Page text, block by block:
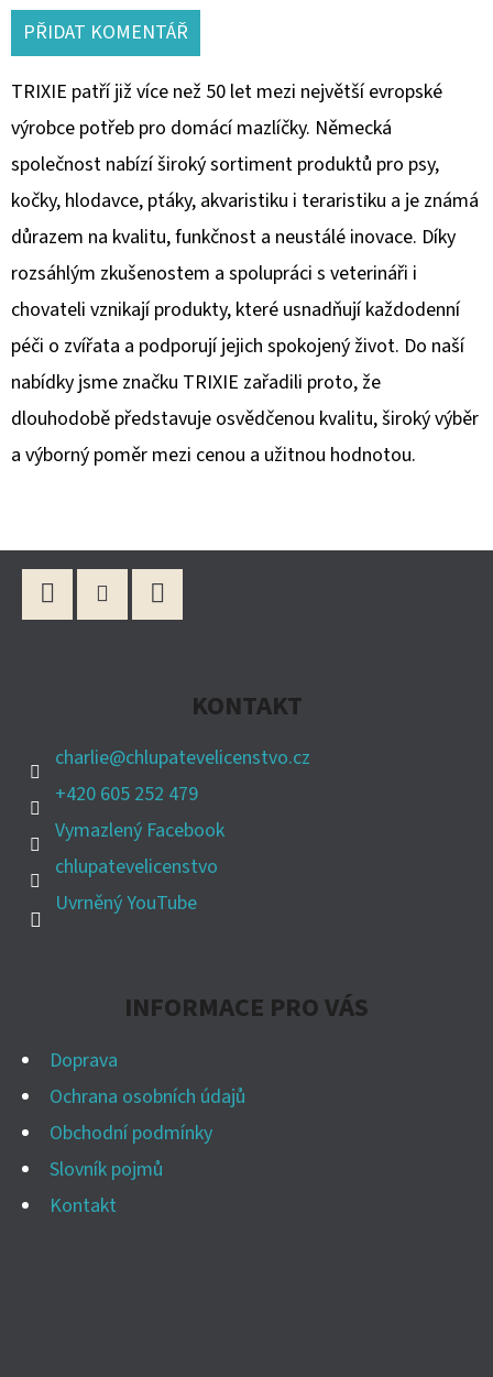
PŘIDAT KOMENTÁŘ
TRIXIE patří již více než 50 let mezi největší evropské
výrobce potřeb pro domácí mazlíčky. Německá
společnost nabízí široký sortiment produktů pro psy,
kočky, hlodavce, ptáky, akvaristiku i teraristiku a je známá
důrazem na kvalitu, funkčnost a neustálé inovace. Díky
rozsáhlým zkušenostem a spolupráci s veterináři i
chovateli vznikají produkty, které usnadňují každodenní
péči o zvířata a podporují jejich spokojený život. Do naší
nabídky jsme značku TRIXIE zařadili proto, že
dlouhodobě představuje osvědčenou kvalitu, široký výběr
a výborný poměr mezi cenou a užitnou hodnotou.
KONTAKT
charlie@chlupatevelicenstvo.cz
+420 605 252 479
Vymazlený Facebook
chlupatevelicenstvo
Uvrněný YouTube
INFORMACE PRO VÁS
Doprava
Ochrana osobních údajů
Obchodní podmínky
Slovník pojmů
Kontakt